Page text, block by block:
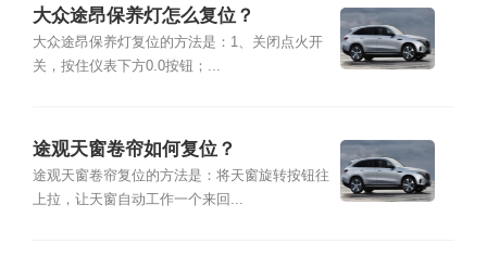
大众途昂保养灯怎么复位？
大众途昂保养灯复位的方法是：1、关闭点火开
关，按住仪表下方0.0按钮；...
途观天窗卷帘如何复位？
途观天窗卷帘复位的方法是：将天窗旋转按钮往
上拉，让天窗自动工作一个来回...